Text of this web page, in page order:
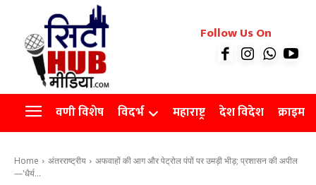
रियल इस्टेट
Videos
Agro
Follow Us On
वणी विशेष विदर्भ महाराष्ट्र देश विदेश क्राइम
Home अंतरराष्ट्रीय
अफवाहों की आग और पेट्रोल पंपों पर उमड़ी भीड़; प्रशासन की अपील
—'धैर्य...